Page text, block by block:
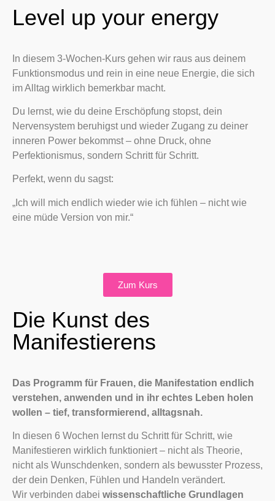
Level up your energy
In diesem 3-Wochen-Kurs gehen wir raus aus deinem
Funktionsmodus und rein in eine neue Energie, die sich
im Alltag wirklich bemerkbar macht.
Du lernst, wie du deine Erschöpfung stopst, dein
Nervensystem beruhigst und wieder Zugang zu deiner
inneren Power bekommst – ohne Druck, ohne
Perfektionismus, sondern Schritt für Schritt.
Perfekt, wenn du sagst:
„Ich will mich endlich wieder wie ich fühlen – nicht wie
eine müde Version von mir.“
Zum Kurs
Die Kunst des
Manifestierens
Das Programm für Frauen, die Manifestation endlich
verstehen, anwenden und in ihr echtes Leben holen
wollen – tief, transformierend, alltagsnah.
In diesen 6 Wochen lernst du Schritt für Schritt, wie
Manifestieren wirklich funktioniert – nicht als Theorie,
nicht als Wunschdenken, sondern als bewusster Prozess,
der dein Denken, Fühlen und Handeln verändert.
Wir verbinden dabei wissenschaftliche Grundlagen